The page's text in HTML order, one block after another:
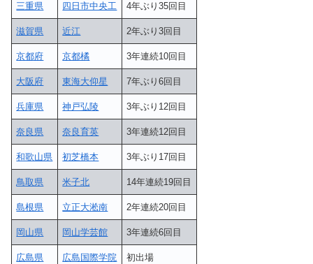
三重県 四日市中央工 4年ぶり35回目
滋賀県 近江 2年ぶり3回目
京都府 京都橘 3年連続10回目
大阪府 東海大仰星 7年ぶり6回目
兵庫県 神戸弘陵 3年ぶり12回目
奈良県 奈良育英 3年連続12回目
和歌山県 初芝橋本 3年ぶり17回目
鳥取県 米子北 14年連続19回目
島根県 立正大淞南 2年連続20回目
岡山県 岡山学芸館 3年連続6回目
広島県 広島国際学院 初出場